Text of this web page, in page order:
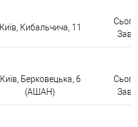
Київ, Кибальчича, 11
Київ, Берковецька, 6
(АШАН)